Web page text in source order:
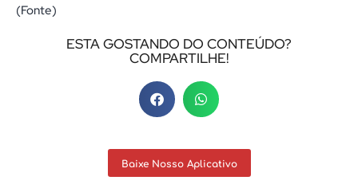
(Fonte)
ESTA GOSTANDO DO CONTEÚDO?
COMPARTILHE!
Baixe Nosso Aplicativo